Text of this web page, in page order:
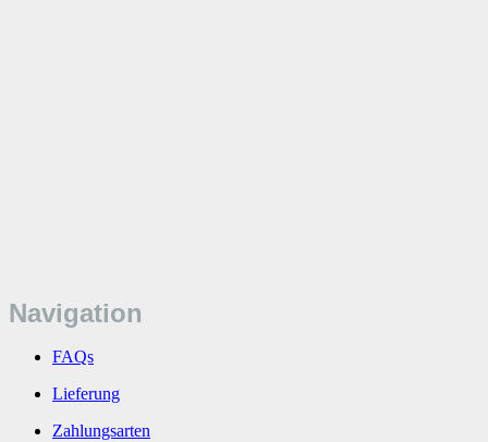
Navigation
FAQs
Lieferung
Zahlungsarten